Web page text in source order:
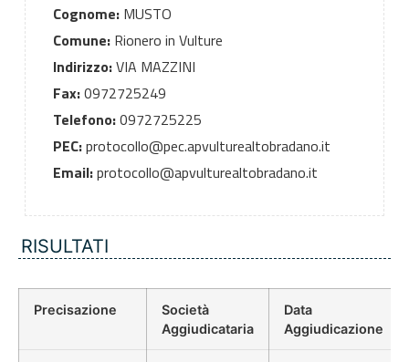
Cognome:MUSTO
Comune:Rionero in Vulture
Indirizzo:VIA MAZZINI
Fax:0972725249
Telefono:0972725225
PEC:protocollo@pec.apvulturealtobradano.it
Email:protocollo@apvulturealtobradano.it
RISULTATI
Precisazione
Società
Aggiudicataria
Data
Aggiudicazione